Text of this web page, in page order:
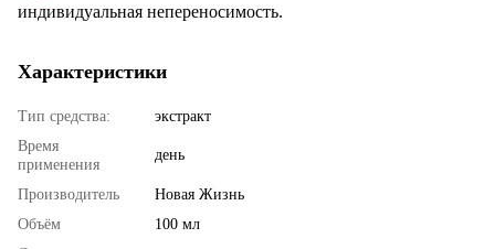
индивидуальная непереносимость.
Характеристики
Тип средства:
экстракт
Время
применения
день
Производитель
Новая Жизнь
Объём
100 мл